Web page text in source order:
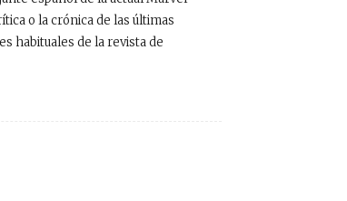
o la crónica de las últimas
habituales de la revista de